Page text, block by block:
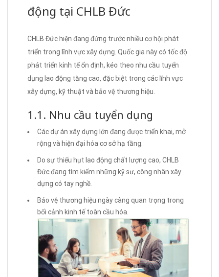
động tại CHLB Đức
CHLB Đức hiện đang đứng trước nhiều cơ hội phát
triển trong lĩnh vực xây dựng. Quốc gia này có tốc độ
phát triển kinh tế ổn định, kéo theo nhu cầu tuyển
dụng lao động tăng cao, đặc biệt trong các lĩnh vực
xây dựng, kỹ thuật và bảo vệ thương hiệu.
1.1. Nhu cầu tuyển dụng
Các dự án xây dựng lớn đang được triển khai, mở
rộng và hiện đại hóa cơ sở hạ tầng.
Do sự thiếu hụt lao động chất lượng cao, CHLB
Đức đang tìm kiếm những kỹ sư, công nhân xây
dựng có tay nghề.
Bảo vệ thương hiệu ngày càng quan trọng trong
bối cảnh kinh tế toàn cầu hóa.